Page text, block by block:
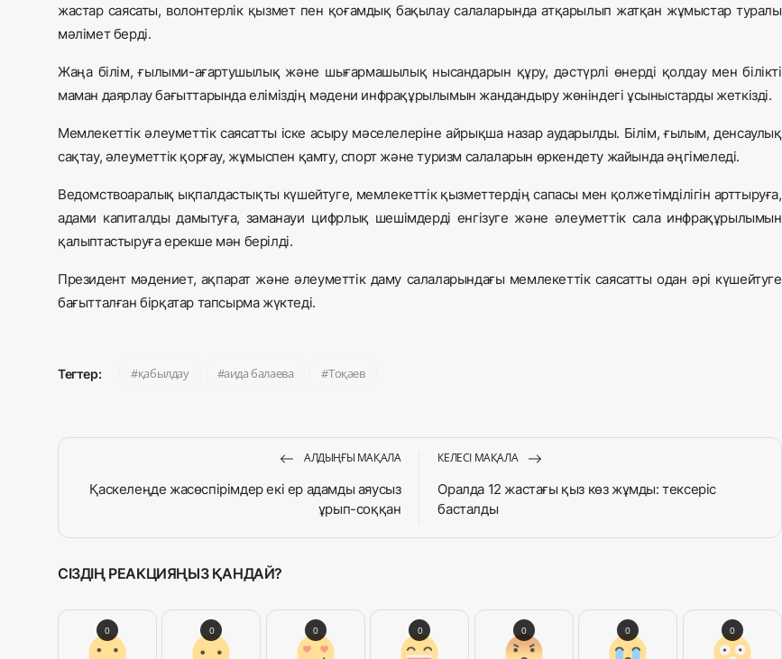
жастар саясаты, волонтерлік қызмет пен қоғамдық бақылау салаларында атқарылып жатқан жұмыстар туралы
мәлімет берді.
Жаңа білім, ғылыми-ағартушылық және шығармашылық нысандарын құру, дәстүрлі өнерді қолдау мен білікті
маман даярлау бағыттарында еліміздің мәдени инфрақұрылымын жандандыру жөніндегі ұсыныстарды жеткізді.
Мемлекеттік әлеуметтік саясатты іске асыру мәселелеріне айрықша назар аударылды. Білім, ғылым, денсаулық
сақтау, әлеуметтік қорғау, жұмыспен қамту, спорт және туризм салаларын өркендету жайында әңгімеледі.
Ведомствоаралық ықпалдастықты күшейтуге, мемлекеттік қызметтердің сапасы мен қолжетімділігін арттыруға,
адами капиталды дамытуға, заманауи цифрлық шешімдерді енгізуге және әлеуметтік сала инфрақұрылымын
қалыптастыруға ерекше мән берілді.
Президент мәдениет, ақпарат және әлеуметтік даму салаларындағы мемлекеттік саясатты одан әрі күшейтуге
бағытталған бірқатар тапсырма жүктеді.
Тегтер: қабылдау аида балаева Тоқаев
АЛДЫҢҒЫ МАҚАЛА
Қаскелеңде жасөспірімдер екі ер адамды аяусыз
ұрып-соққан
КЕЛЕСІ МАҚАЛА
Оралда 12 жастағы қыз көз жұмды: тексеріс
басталды
СІЗДІҢ РЕАКЦИЯҢЫЗ ҚАНДАЙ?
0 0 0 0 0 0 0